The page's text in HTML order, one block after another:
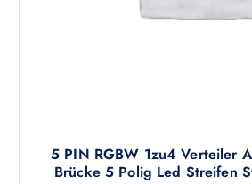
5 PIN RGBW 1zu4 Verteiler
Brücke 5 Polig Led Streifen